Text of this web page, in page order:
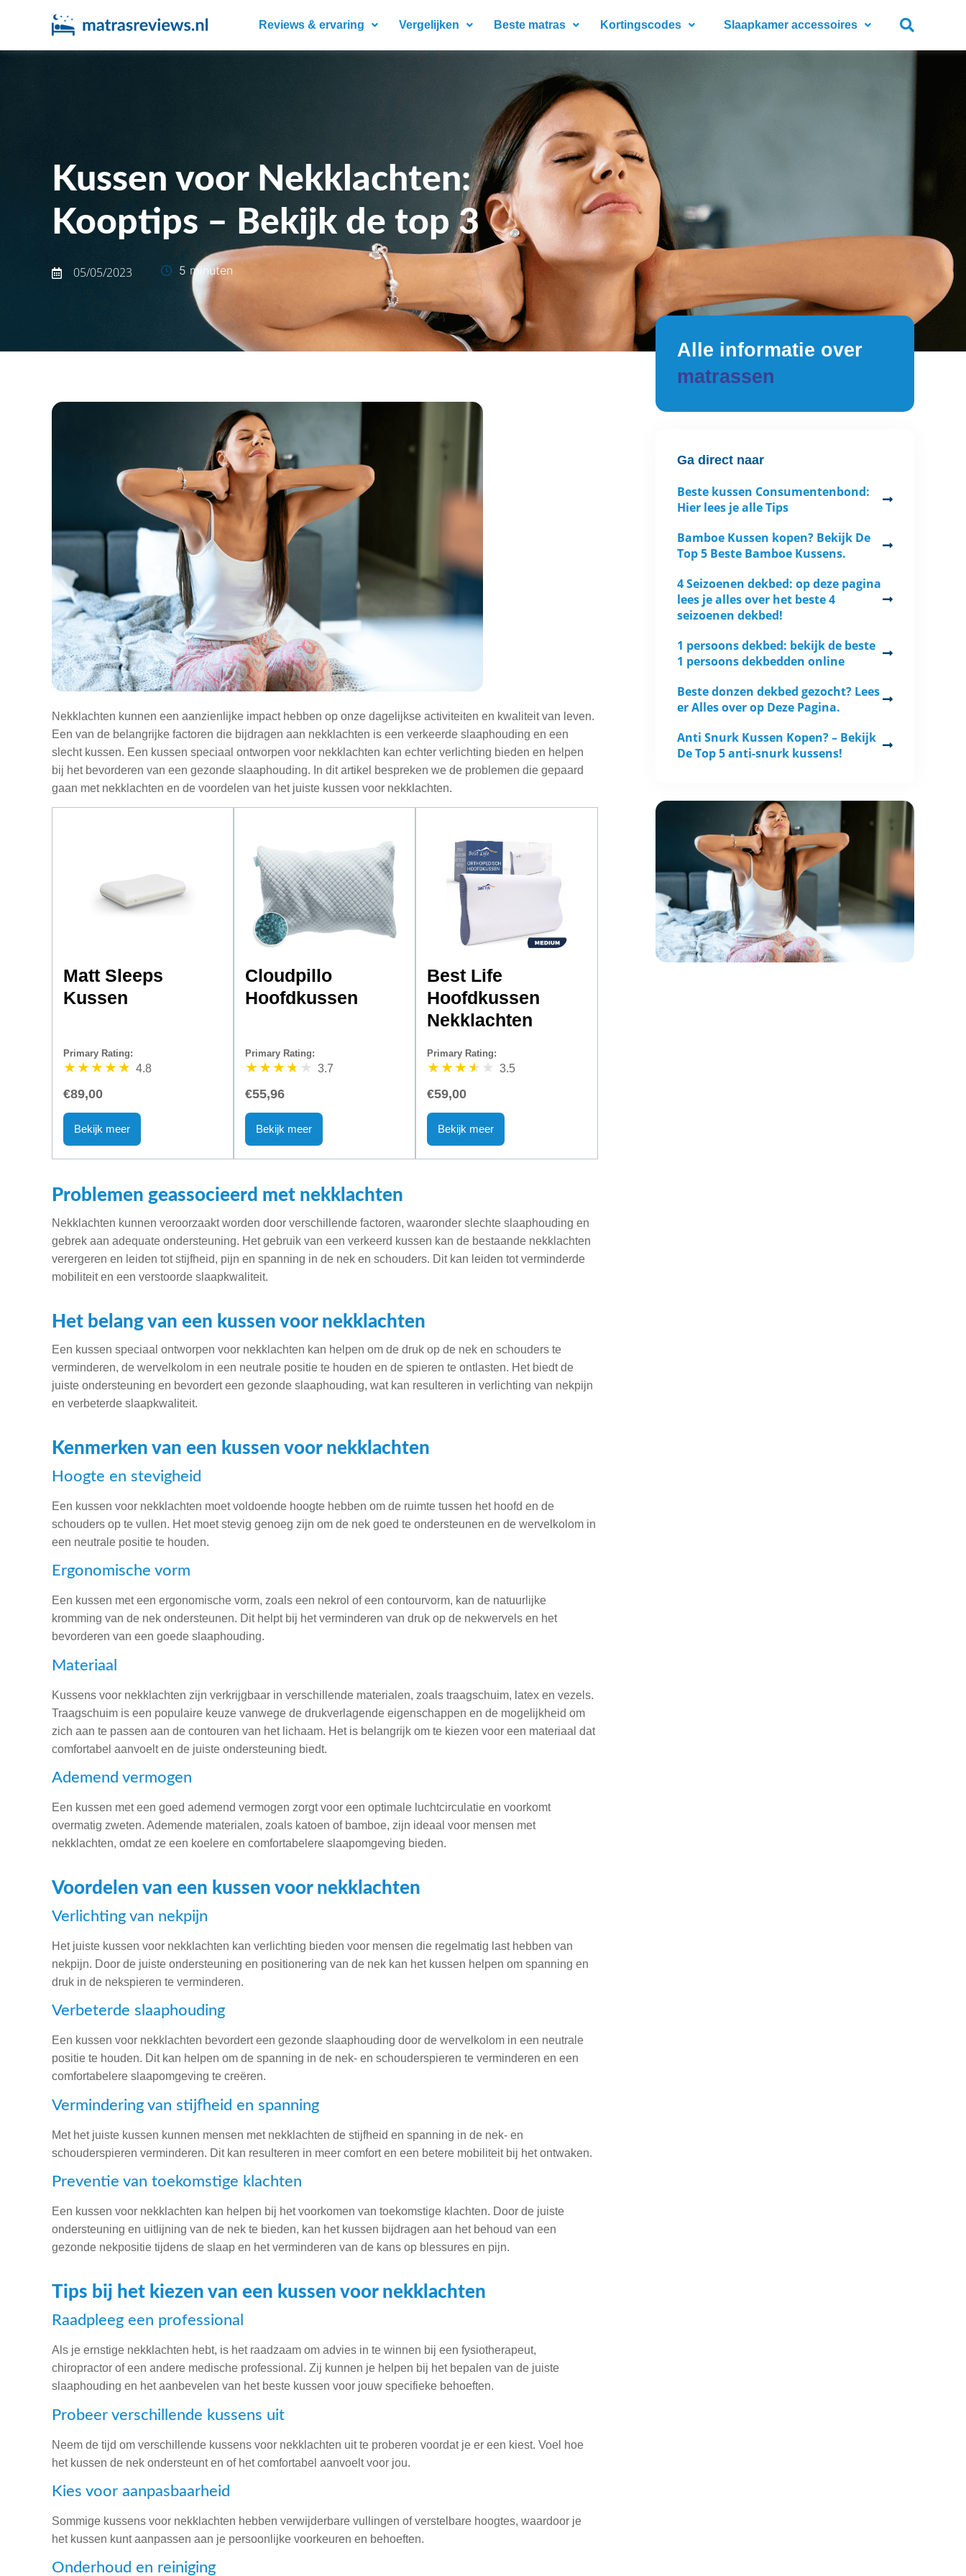
Reviews & ervaring Vergelijken Beste matras Kortingscodes Slaapkamer accessoires
Kussen voor Nekklachten:
Kooptips – Bekijk de top 3
05/05/2023 5 minuten
Nekklachten kunnen een aanzienlijke impact hebben op onze dagelijkse activiteiten en kwaliteit van leven.
Een van de belangrijke factoren die bijdragen aan nekklachten is een verkeerde slaaphouding en een
slecht kussen. Een kussen speciaal ontworpen voor nekklachten kan echter verlichting bieden en helpen
bij het bevorderen van een gezonde slaaphouding. In dit artikel bespreken we de problemen die gepaard
gaan met nekklachten en de voordelen van het juiste kussen voor nekklachten.
Matt Sleeps
Kussen
Cloudpillo
Hoofdkussen
Best Life
Hoofdkussen
Nekklachten
Primary Rating:
4.8
Primary Rating:
3.7
Primary Rating:
3.5
€89,00 €55,96 €59,00
Bekijk meer Bekijk meer Bekijk meer
Problemen geassocieerd met nekklachten
Nekklachten kunnen veroorzaakt worden door verschillende factoren, waaronder slechte slaaphouding en
gebrek aan adequate ondersteuning. Het gebruik van een verkeerd kussen kan de bestaande nekklachten
verergeren en leiden tot stijfheid, pijn en spanning in de nek en schouders. Dit kan leiden tot verminderde
mobiliteit en een verstoorde slaapkwaliteit.
Het belang van een kussen voor nekklachten
Een kussen speciaal ontworpen voor nekklachten kan helpen om de druk op de nek en schouders te
verminderen, de wervelkolom in een neutrale positie te houden en de spieren te ontlasten. Het biedt de
juiste ondersteuning en bevordert een gezonde slaaphouding, wat kan resulteren in verlichting van nekpijn
en verbeterde slaapkwaliteit.
Kenmerken van een kussen voor nekklachten
Hoogte en stevigheid
Een kussen voor nekklachten moet voldoende hoogte hebben om de ruimte tussen het hoofd en de
schouders op te vullen. Het moet stevig genoeg zijn om de nek goed te ondersteunen en de wervelkolom in
een neutrale positie te houden.
Ergonomische vorm
Een kussen met een ergonomische vorm, zoals een nekrol of een contourvorm, kan de natuurlijke
kromming van de nek ondersteunen. Dit helpt bij het verminderen van druk op de nekwervels en het
bevorderen van een goede slaaphouding.
Materiaal
Kussens voor nekklachten zijn verkrijgbaar in verschillende materialen, zoals traagschuim, latex en vezels.
Traagschuim is een populaire keuze vanwege de drukverlagende eigenschappen en de mogelijkheid om
zich aan te passen aan de contouren van het lichaam. Het is belangrijk om te kiezen voor een materiaal dat
comfortabel aanvoelt en de juiste ondersteuning biedt.
Ademend vermogen
Een kussen met een goed ademend vermogen zorgt voor een optimale luchtcirculatie en voorkomt
overmatig zweten. Ademende materialen, zoals katoen of bamboe, zijn ideaal voor mensen met
nekklachten, omdat ze een koelere en comfortabelere slaapomgeving bieden.
Voordelen van een kussen voor nekklachten
Verlichting van nekpijn
Het juiste kussen voor nekklachten kan verlichting bieden voor mensen die regelmatig last hebben van
nekpijn. Door de juiste ondersteuning en positionering van de nek kan het kussen helpen om spanning en
druk in de nekspieren te verminderen.
Verbeterde slaaphouding
Een kussen voor nekklachten bevordert een gezonde slaaphouding door de wervelkolom in een neutrale
positie te houden. Dit kan helpen om de spanning in de nek- en schouderspieren te verminderen en een
comfortabelere slaapomgeving te creëren.
Vermindering van stijfheid en spanning
Met het juiste kussen kunnen mensen met nekklachten de stijfheid en spanning in de nek- en
schouderspieren verminderen. Dit kan resulteren in meer comfort en een betere mobiliteit bij het ontwaken.
Preventie van toekomstige klachten
Een kussen voor nekklachten kan helpen bij het voorkomen van toekomstige klachten. Door de juiste
ondersteuning en uitlijning van de nek te bieden, kan het kussen bijdragen aan het behoud van een
gezonde nekpositie tijdens de slaap en het verminderen van de kans op blessures en pijn.
Tips bij het kiezen van een kussen voor nekklachten
Raadpleeg een professional
Als je ernstige nekklachten hebt, is het raadzaam om advies in te winnen bij een fysiotherapeut,
chiropractor of een andere medische professional. Zij kunnen je helpen bij het bepalen van de juiste
slaaphouding en het aanbevelen van het beste kussen voor jouw specifieke behoeften.
Probeer verschillende kussens uit
Neem de tijd om verschillende kussens voor nekklachten uit te proberen voordat je er een kiest. Voel hoe
het kussen de nek ondersteunt en of het comfortabel aanvoelt voor jou.
Kies voor aanpasbaarheid
Sommige kussens voor nekklachten hebben verwijderbare vullingen of verstelbare hoogtes, waardoor je
het kussen kunt aanpassen aan je persoonlijke voorkeuren en behoeften.
Onderhoud en reiniging
Alle informatie over
matrassen
Ga direct naar
Beste kussen Consumentenbond:
Hier lees je alle Tips
Bamboe Kussen kopen? Bekijk De
Top 5 Beste Bamboe Kussens.
4 Seizoenen dekbed: op deze pagina
lees je alles over het beste 4
seizoenen dekbed!
1 persoons dekbed: bekijk de beste
1 persoons dekbedden online
Beste donzen dekbed gezocht? Lees
er Alles over op Deze Pagina.
Anti Snurk Kussen Kopen? – Bekijk
De Top 5 anti-snurk kussens!